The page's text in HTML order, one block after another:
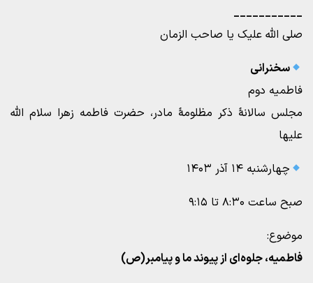
___________
صلی الله علیک یا صاحب الزمان
سخنرانی
فاطمیه دوم
مجلس سالانۀ ذکر مظلومۀ مادر، حضرت فاطمه زهرا سلام الله
علیها
چهارشنبه ۱۴ آذر ۱۴۰۳
صبح ساعت ۸:۳۰ تا ۹:۱۵
موضوع:
فاطمیه، جلوه‌ای از پیوند ما و پیامبر(ص)